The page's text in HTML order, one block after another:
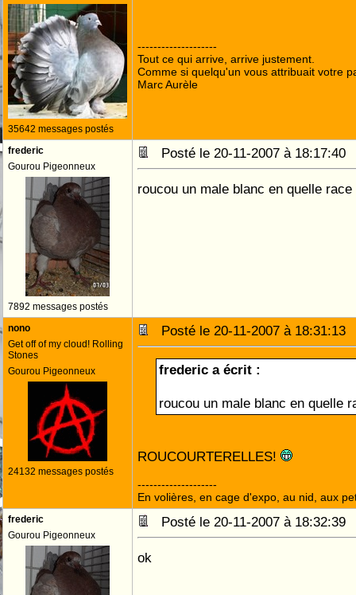
35642 messages postés
--------------------
Tout ce qui arrive, arrive justement.
Comme si quelqu'un vous attribuait votre
Marc Aurèle
frederic
Gourou Pigeonneux
7892 messages postés
Posté le 20-11-2007 à
roucou un male blanc en quelle race
nono
Get off of my cloud! Rolling
Stones
Gourou Pigeonneux
24132 messages postés
Posté le 20-11-2007 à
frederic a écrit :
roucou un male blanc en quelle
ROUCOURTERELLES!
--------------------
En volières, en cage d'expo, au nid, aux
frederic
Gourou Pigeonneux
Posté le 20-11-2007 à
ok